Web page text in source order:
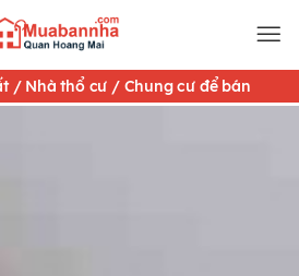
/ Nhà thổ cư / Chung cư để bán